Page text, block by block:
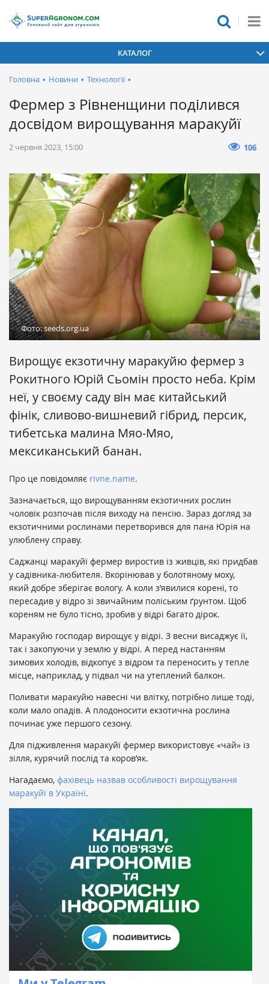
КАТАЛОГ
Головна • Новини • Технології •
Фермер з Рівненщини поділився
досвідом вирощування маракуйї
2 червня 2023, 15:00 106
Фото: seeds.org.ua
Вирощує екзотичну маракуйю фермер з
Рокитного Юрій Сьомін просто неба. Крім
неї, у своєму саду він має китайський
фінік, сливово-вишневий гібрид, персик,
тибетська малина Мяо-Мяо,
мексиканський банан.
Про це повідомляє rivne.name.
Зазначається, що вирощуванням екзотичних рослин
чоловік розпочав після виходу на пенсію. Зараз догляд за
екзотичними рослинами перетворився для пана Юрія на
улюблену справу.
Саджанці маракуйї фермер виростив із живців, які придбав
у садівника-любителя. Вкорінював у болотяному моху,
який добре зберігає вологу. А коли з’явилися корені, то
пересадив у відро зі звичайним поліським ґрунтом. Щоб
кореням не було тісно, зробив у відрі багато дірок.
Маракуйю господар вирощує у відрі. З весни висаджує її,
так і закопуючи у землю у відрі. А перед настанням
зимових холодів, відкопує з відром та переносить у тепле
місце, наприклад, у підвал чи на утеплений балкон.
Поливати маракуйю навесні чи влітку, потрібно лише тоді,
коли мало опадів. А плодоносити екзотична рослина
починає уже першого сезону.
Для підживлення маракуйї фермер використовує «чай» із
зілля, курячий послід та коров’як.
Нагадаємо, фахівець назвав особливості вирощування
маракуйї в Україні.